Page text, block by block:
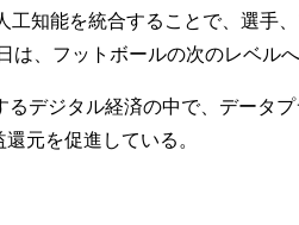
工知能を統合することで、選手
は、フットボールの次のレベル
デジタル経済の中で、データ
元を促進している。